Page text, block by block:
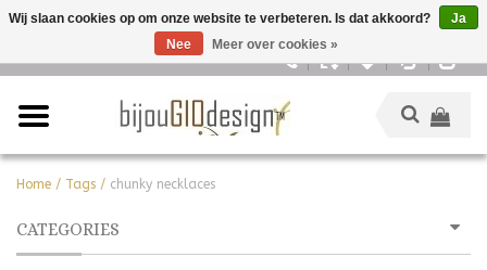
Home / Tags / chunky necklaces
CATEGORIES
Wij slaan cookies op om onze website te verbeteren. Is dat akkoord?
Ja
Nee
Meer over cookies »